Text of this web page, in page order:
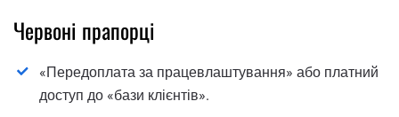
Червоні прапорці
«Передоплата за працевлаштування» або платний
доступ до «бази клієнтів».